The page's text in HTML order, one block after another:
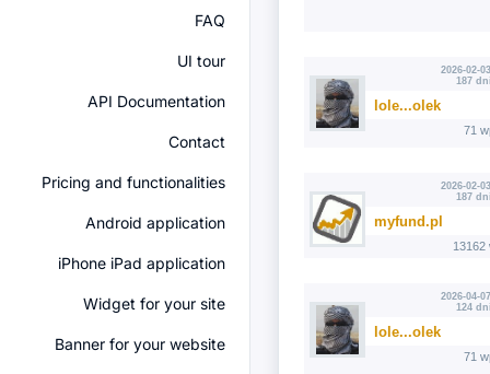
FAQ
UI tour
API Documentation
Contact
Pricing and functionalities
Android application
iPhone iPad application
Widget for your site
Banner for your website
2026-02-
187
lole...olek
71
2026-02-
187
myfund.pl
13162
2026-04-
124
lole...olek
71